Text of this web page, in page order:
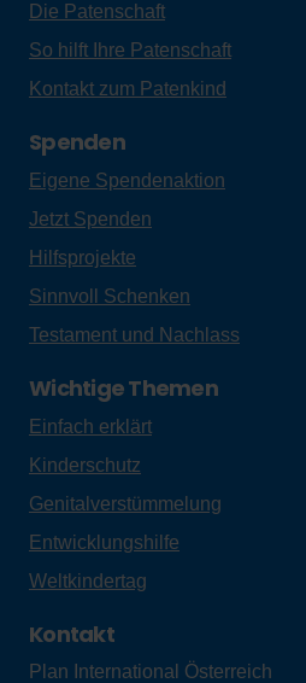
Die Patenschaft
So hilft Ihre Patenschaft
Kontakt zum Patenkind
Spenden
Eigene Spendenaktion
Jetzt Spenden
Hilfsprojekte
Sinnvoll Schenken
Testament und Nachlass
Wichtige Themen
Einfach erklärt
Kinderschutz
Genitalverstümmelung
Entwicklungshilfe
Weltkindertag
Kontakt
Plan International Österreich